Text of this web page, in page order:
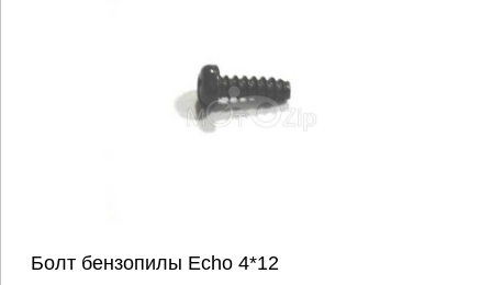
Болт бензопилы Echo 4*12